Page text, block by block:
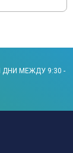
МЕЖДУ 9:30 -